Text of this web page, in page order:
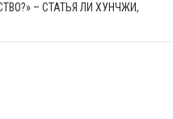
– СТАТЬЯ ЛИ ХУНЧЖИ,